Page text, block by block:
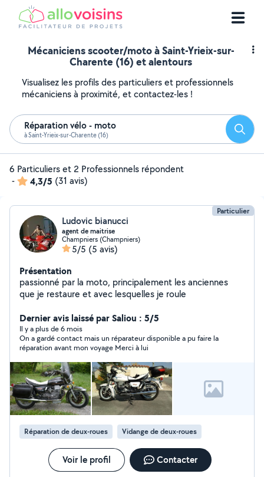
Mécaniciens scooter/moto à Saint-Yrieix-sur-
Charente (16) et alentours
Visualisez les profils des particuliers et professionnels
mécaniciens à proximité, et contactez-les !
Réparation vélo - moto
à Saint-Yrieix-sur-Charente (16)
6 Particuliers et 2 Professionnels répondent
-
4,3/5 (31 avis)
Particulier
Ludovic bianucci
agent de maitrise
Champniers (Champniers)
5/5 (5 avis)
Présentation
passionné par la moto, principalement les anciennes
que je restaure et avec lesquelles je roule
Dernier avis laissé par Saliou : 5/5
Il y a plus de 6 mois
On a gardé contact mais un réparateur disponible a pu faire la
réparation avant mon voyage Merci à lui
Réparation de deux-roues Vidange de deux-roues
Voir le profil Contacter